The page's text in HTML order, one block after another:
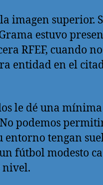
imagen superior.
estuvo
RFEF, cuando
entidad en el
le dé una mínima
podemos
entorno tengan
fútbol modesto
nivel.